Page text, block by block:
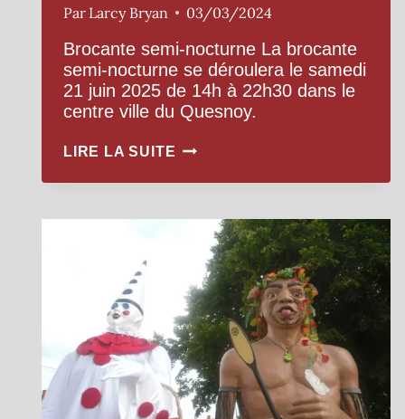
Par Larcy Bryan 03/03/2024
Brocante semi-nocturne La brocante
semi-nocturne se déroulera le samedi
21 juin 2025 de 14h à 22h30 dans le
centre ville du Quesnoy.
LIRE LA SUITE LE
JUIN
NOCTURNE